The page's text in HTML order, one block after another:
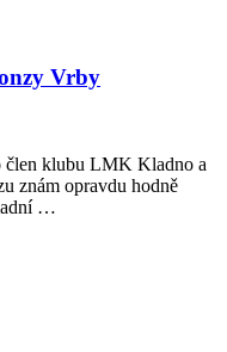
Vrby
člen klubu LMK Kladno a
znám opravdu hodně
…